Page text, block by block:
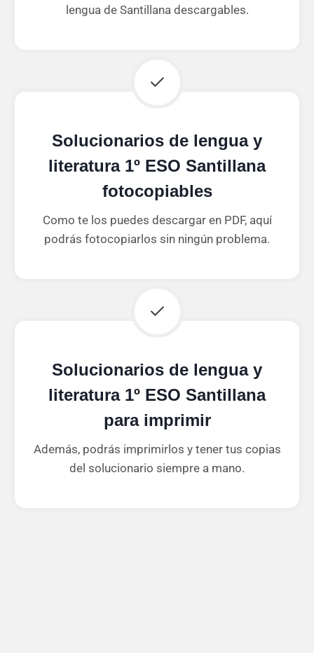
lengua de Santillana descargables.
Solucionarios de lengua y
literatura 1º ESO Santillana
fotocopiables
Como te los puedes descargar en PDF, aquí
podrás fotocopiarlos sin ningún problema.
Solucionarios de lengua y
literatura 1º ESO Santillana
para imprimir
Además, podrás imprimirlos y tener tus copias
del solucionario siempre a mano.